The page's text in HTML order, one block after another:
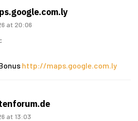
at 20:06
http://maps.google.com.ly
at 13:03